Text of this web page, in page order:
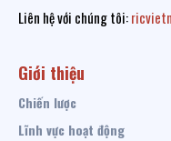
Liên hệ với chúng tôi:
Giới thiệu
Chiến lược
Lĩnh vực hoạt động